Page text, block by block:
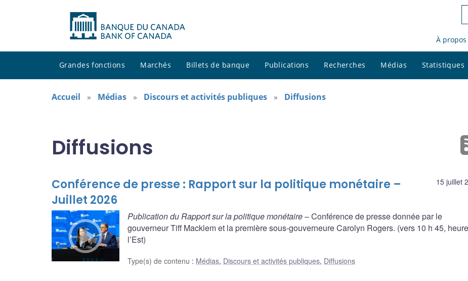
le
À
Grandes fonctions Marchés Billets de banque Publications Recherches Médias Statistiques
Accueil Médias Discours et activités publiques Diffusions
Diffusions
15 juillet
Conférence de presse : Rapport sur la politique monétaire –
Juillet 2026
Publication du Rapport sur la politique monétaire– Conférence de presse donnée par le
gouverneur Tiff Macklem et la première sous-gouverneure Carolyn Rogers. (vers 10 h 45,
l’Est)
Type(s) de contenu : Médias, Discours et activités publiques, Diffusions